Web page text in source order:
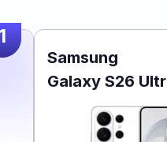
Samsung
Galaxy S26